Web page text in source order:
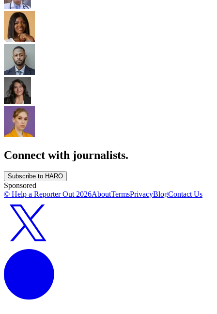
Connect with journalists.
Subscribe to HARO
Sponsored
© Help a Reporter Out2026AboutTermsPrivacyBlogContact Us